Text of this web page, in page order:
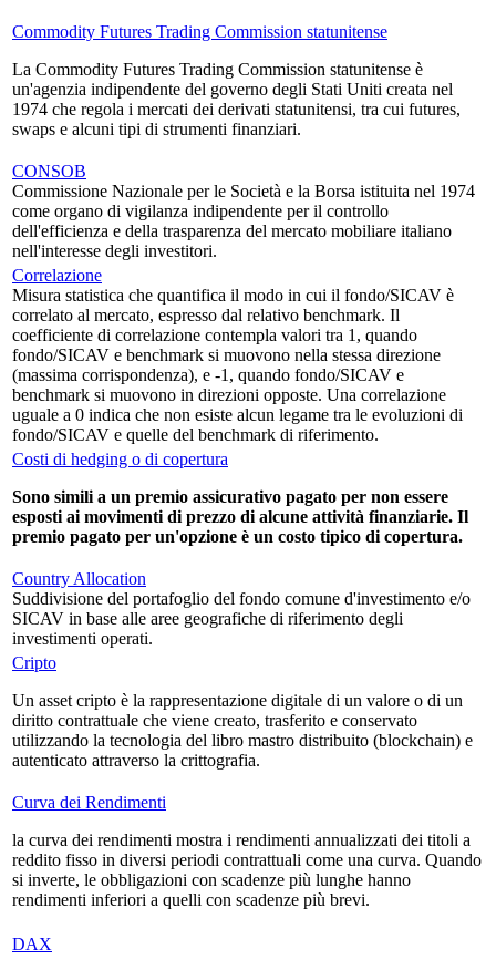
Commodity Futures Trading Commission statunitense
La Commodity Futures Trading Commission statunitense è
un'agenzia indipendente del governo degli Stati Uniti creata nel
1974 che regola i mercati dei derivati statunitensi, tra cui futures,
swaps e alcuni tipi di strumenti finanziari.
CONSOB
Commissione Nazionale per le Società e la Borsa istituita nel 1974
come organo di vigilanza indipendente per il controllo
dell'efficienza e della trasparenza del mercato mobiliare italiano
nell'interesse degli investitori.
Correlazione
Misura statistica che quantifica il modo in cui il fondo/SICAV è
correlato al mercato, espresso dal relativo benchmark. Il
coefficiente di correlazione contempla valori tra 1, quando
fondo/SICAV e benchmark si muovono nella stessa direzione
(massima corrispondenza), e -1, quando fondo/SICAV e
benchmark si muovono in direzioni opposte. Una correlazione
uguale a 0 indica che non esiste alcun legame tra le evoluzioni di
fondo/SICAV e quelle del benchmark di riferimento.
Costi di hedging o di copertura
Sono simili a un premio assicurativo pagato per non essere
esposti ai movimenti di prezzo di alcune attività finanziarie. Il
premio pagato per un'opzione è un costo tipico di copertura.
Country Allocation
Suddivisione del portafoglio del fondo comune d'investimento e/o
SICAV in base alle aree geografiche di riferimento degli
investimenti operati.
Cripto
Un asset cripto è la rappresentazione digitale di un valore o di un
diritto contrattuale che viene creato, trasferito e conservato
utilizzando la tecnologia del libro mastro distribuito (blockchain) e
autenticato attraverso la crittografia.
Curva dei Rendimenti
la curva dei rendimenti mostra i rendimenti annualizzati dei titoli a
reddito fisso in diversi periodi contrattuali come una curva. Quando
si inverte, le obbligazioni con scadenze più lunghe hanno
rendimenti inferiori a quelli con scadenze più brevi.
DAX